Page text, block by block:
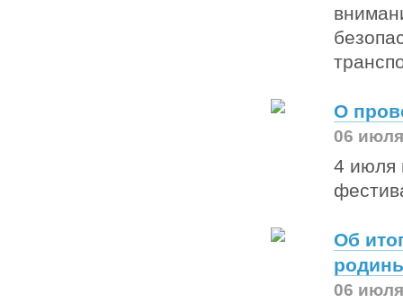
О
06
4 июля
Об
06